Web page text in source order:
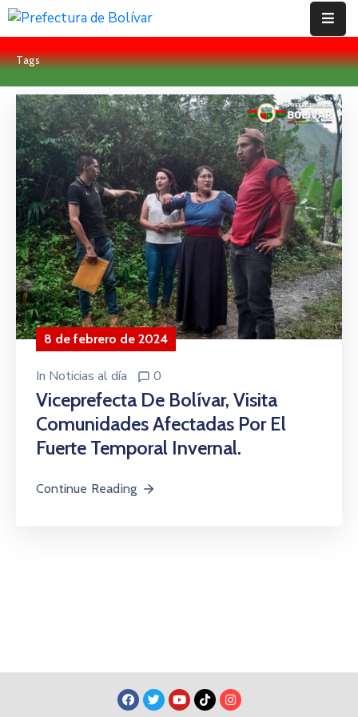
Inicio
Institución
Bolívar
Proyectos
Rendición
De
Cuentas
Transparencia
Contácto
Tags
8 de febrero de 2024
In Noticias al día 0
Viceprefecta De Bolívar, Visita
Comunidades Afectadas Por El
Fuerte Temporal Invernal.
Continue Reading